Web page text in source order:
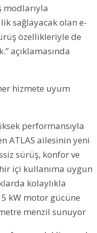
modlarıyla
sağlayacak olan e-
özellikleriyle de
açıklamasında
hizmete uyum
performansıyla
ATLAS ailesinin yeni
sürüş, konfor ve
içi kullanıma uygun
kolaylıkla
kW motor gücüne
menzil sunuyor